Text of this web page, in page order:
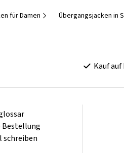
für Damen Übergangsjacken in
Kauf
Bestellung
schreiben